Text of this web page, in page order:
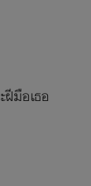
ฝีมือเธอ